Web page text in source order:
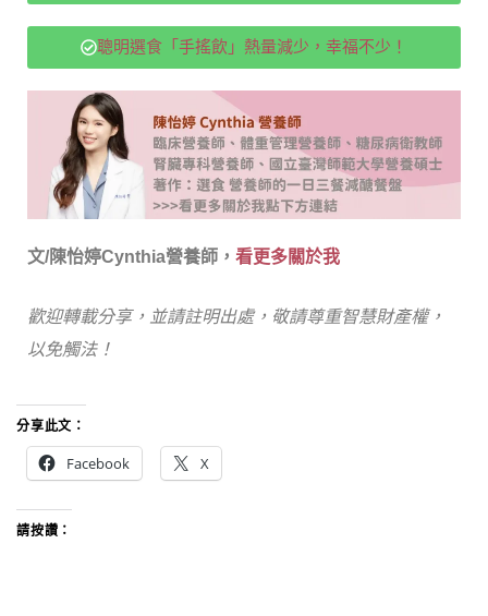
聰明選食「手搖飲」熱量減少，幸福不少！
文/陳怡婷Cynthia營養師， 看更多關於我
歡迎轉載分享，並請註明出處，敬請尊重智慧財產權，
以免觸法！
分享此文：
Facebook X
請按讚：